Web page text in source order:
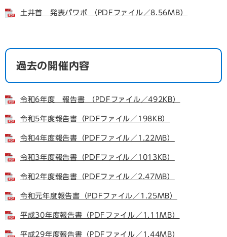
土井首 発表パワポ （PDFファイル／8.56MB）
過去の開催内容
令和6年度 報告書 （PDFファイル／492KB）
令和5年度報告書（PDFファイル／198KB）
令和4年度報告書（PDFファイル／1.22MB）
令和3年度報告書（PDFファイル／1013KB）
令和2年度報告書（PDFファイル／2.47MB）
令和元年度報告書（PDFファイル／1.25MB）
平成30年度報告書（PDFファイル／1.11MB）
平成29年度報告書（PDFファイル／1.44MB）